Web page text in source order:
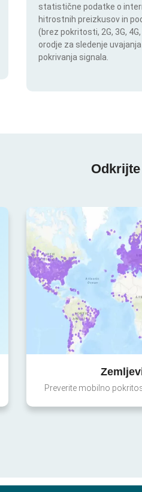
statistične podatke o
hitrostnih preizkusov in
(brez pokritosti, 2G, 3G,
orodje za sledenje
pokrivanja signala.
Preverite mobilno